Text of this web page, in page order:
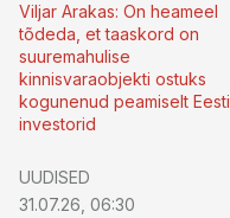
Viljar Arakas: On heameel
tõdeda, et taaskord on
suuremahulise
kinnisvaraobjekti ostuks
kogunenud peamiselt Eesti
investorid
UUDISED
31.07.26, 06:30